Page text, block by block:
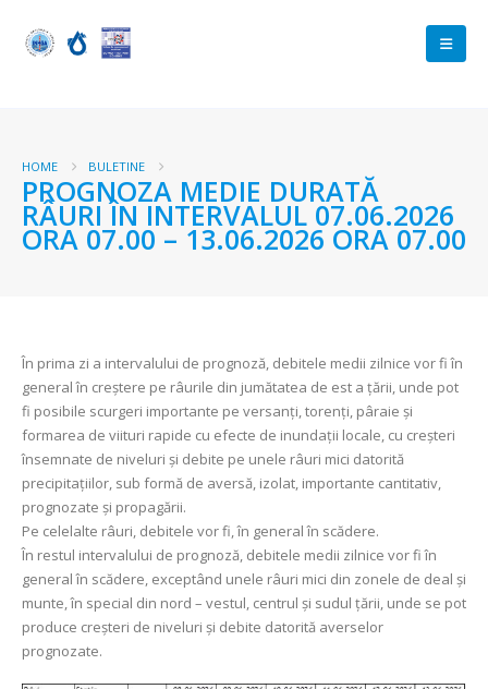
HOME BULETINE
PROGNOZA MEDIE DURATĂ
RÂURI ÎN INTERVALUL 07.06.2026
ORA 07.00 – 13.06.2026 ORA 07.00
În prima zi a intervalului de prognoză, debitele medii zilnice vor fi în
general în creștere pe râurile din jumătatea de est a țării, unde pot
fi posibile scurgeri importante pe versanți, torenți, pâraie și
formarea de viituri rapide cu efecte de inundații locale, cu creșteri
însemnate de niveluri și debite pe unele râuri mici datorită
precipitațiilor, sub formă de aversă, izolat, importante cantitativ,
prognozate și propagării.
Pe celelalte râuri, debitele vor fi, în general în scădere.
În restul intervalului de prognoză, debitele medii zilnice vor fi în
general în scădere, exceptând unele râuri mici din zonele de deal și
munte, în special din nord – vestul, centrul și sudul țării, unde se pot
produce creșteri de niveluri și debite datorită averselor
prognozate.